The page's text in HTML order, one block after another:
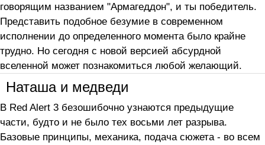
говорящим названием "Армагеддон", и ты победитель.
Представить подобное безумие в современном
исполнении до определенного момента было крайне
трудно. Но сегодня с новой версией абсурдной
вселенной может познакомиться любой желающий.
Наташа и медведи
В Red Alert 3 безошибочно узнаются предыдущие
части, будто и не было тех восьми лет разрыва.
Базовые принципы, механика, подача сюжета - во всем